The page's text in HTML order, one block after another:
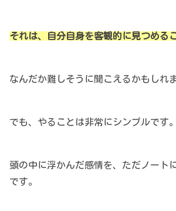
それは、自分自身を客観的に見つめる
なんだか難しそうに聞こえるかもしれ
でも、やることは非常にシンプルです。
頭の中に浮かんだ感情を、ただノート
です。